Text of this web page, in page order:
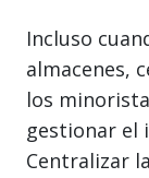
Incluso
almacenes,
los
gestionar el
Centralizar la